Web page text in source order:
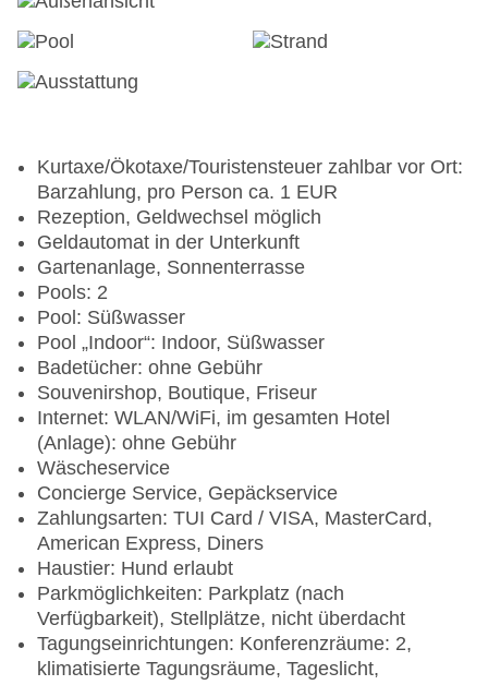
Kurtaxe/Ökotaxe/Touristensteuer zahlbar vor Ort:
Barzahlung, pro Person ca. 1 EUR
Rezeption, Geldwechsel möglich
Geldautomat in der Unterkunft
Gartenanlage, Sonnenterrasse
Pools: 2
Pool: Süßwasser
Pool „Indoor“: Indoor, Süßwasser
Badetücher: ohne Gebühr
Souvenirshop, Boutique, Friseur
Internet: WLAN/WiFi, im gesamten Hotel
(Anlage): ohne Gebühr
Wäscheservice
Concierge Service, Gepäckservice
Zahlungsarten: TUI Card / VISA, MasterCard,
American Express, Diners
Haustier: Hund erlaubt
Parkmöglichkeiten: Parkplatz (nach
Verfügbarkeit), Stellplätze, nicht überdacht
Tagungseinrichtungen: Konferenzräume: 2,
klimatisierte Tagungsräume, Tageslicht,